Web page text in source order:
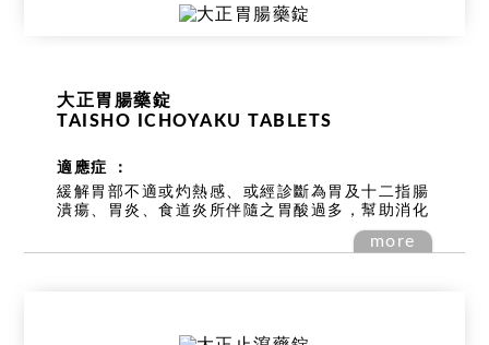
大正胃腸藥錠
TAISHO ICHOYAKU TABLETS
適應症 ：
緩解胃部不適或灼熱感、或經診斷為胃及十二指腸
潰瘍、胃炎、食道炎所伴隨之胃酸過多，幫助消化
more